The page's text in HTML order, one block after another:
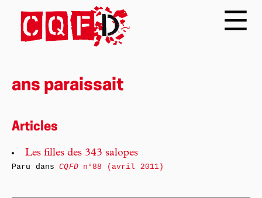
ans paraissait
Articles
Les filles des 343 salopes
Paru dansCQFDn°88 (avril 2011)